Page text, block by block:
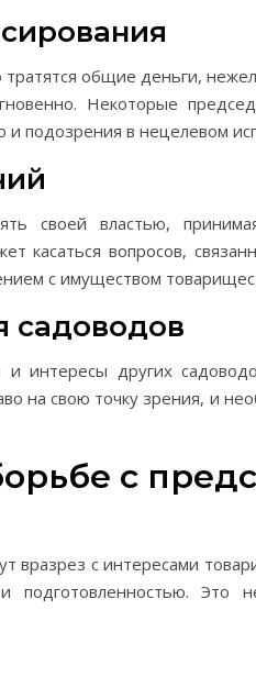
тратятся общие деньги,
Некоторые
подозрения в нецелевом
своей властью,
касаться вопросов,
с имуществом
садоводов
интересы других
на свою точку зрения, и
с
вразрез с интересами
Это